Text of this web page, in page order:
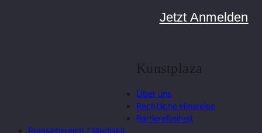
Jetzt Anmelden
Kunstplaza
Über uns
Rechtliche Hinweise
Barrierefreiheit
Pressebereich / Mediakit